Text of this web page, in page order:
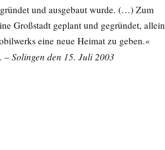
und ausgebaut wurde. (…) Zum
Großstadt geplant und gegründet, allein
eine neue Heimat zu geben.«
–Solingen den 15. Juli 2003